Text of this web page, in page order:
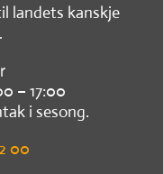
landets kanskje
– 17:00
i sesong.
00